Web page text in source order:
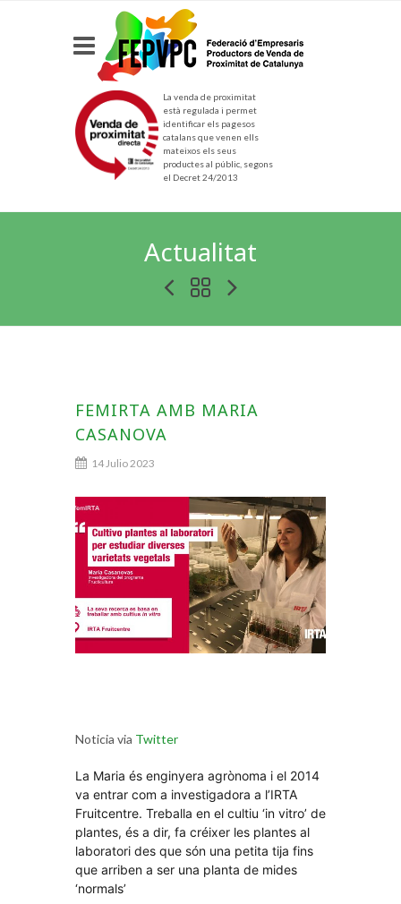
La venda de proximitat
està regulada i permet
identificar els pagesos
catalans que venen ells
mateixos els seus
productes al públic, segons
el Decret 24/2013
Actualitat
FEMIRTA AMB MARIA
CASANOVA
14 Julio 2023
Noticia via Twitter
La Maria és enginyera agrònoma i el 2014
va entrar com a investigadora a l’IRTA
Fruitcentre. Treballa en el cultiu ‘in vitro’ de
plantes, és a dir, fa créixer les plantes al
laboratori des que són una petita tija fins
que arriben a ser una planta de mides
‘normals’